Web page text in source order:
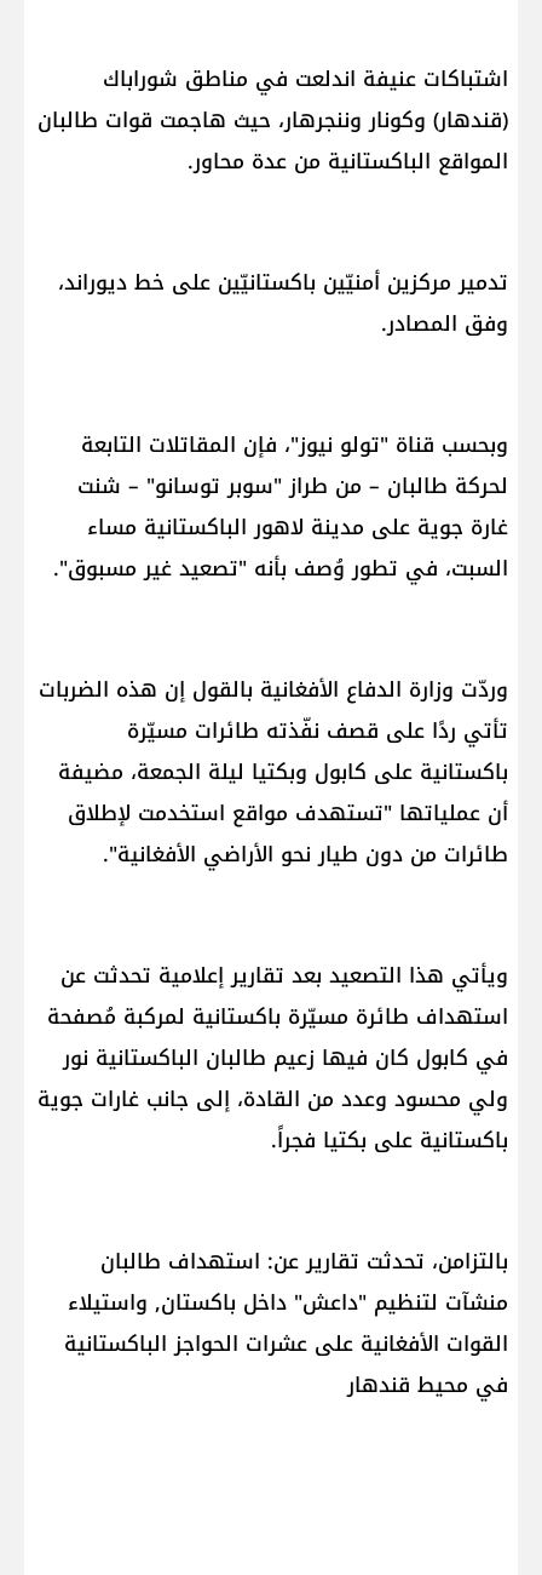
اشتباكات عنيفة اندلعت في مناطق شوراباك
(قندهار) وكونار وننجرهار، حيث هاجمت قوات طالبان
المواقع الباكستانية من عدة محاور.
تدمير مركزين أمنيّين باكستانيّين على خط ديوراند،
وفق المصادر.
وبحسب قناة "تولو نيوز"، فإن المقاتلات التابعة
لحركة طالبان – من طراز "سوبر توسانو" – شنت
غارة جوية على مدينة لاهور الباكستانية مساء
السبت، في تطور وُصف بأنه "تصعيد غير مسبوق".
وردّت وزارة الدفاع الأفغانية بالقول إن هذه الضربات
تأتي ردًا على قصف نفّذته طائرات مسيّرة
باكستانية على كابول وبكتيا ليلة الجمعة، مضيفة
أن عملياتها "تستهدف مواقع استخدمت لإطلاق
طائرات من دون طيار نحو الأراضي الأفغانية".
ويأتي هذا التصعيد بعد تقارير إعلامية تحدثت عن
استهداف طائرة مسيّرة باكستانية لمركبة مُصفحة
في كابول كان فيها زعيم طالبان الباكستانية نور
ولي محسود وعدد من القادة، إلى جانب غارات جوية
باكستانية على بكتيا فجراً.
بالتزامن، تحدثت تقارير عن: استهداف طالبان
منشآت لتنظيم "داعش" داخل باكستان, واستيلاء
القوات الأفغانية على عشرات الحواجز الباكستانية
في محيط قندهار